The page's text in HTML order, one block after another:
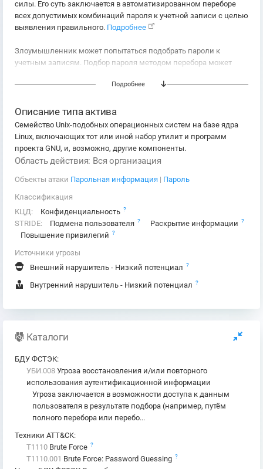
силы. Его суть заключается в автоматизированном переборе
всех допустимых комбинаций пароля к учетной записи с целью
выявления правильного. Подробнее
Злоумышленник может попытаться подобрать пароли к
учетным записям. Подбор пароля методом перебора может
политику (сложность пароля или блокировку учетной записи).
аутентификации и блокировкам учетных записей, в
зависимости от парольной политики.
Обычно целевые службы для подбора пароля следующие:
SSH (22/TCP)
Telnet (23/TCP)
NetBIOS / SMB / Samba (139/TCP и 445/TCP)
LDAP (389/TCP)
Kerberos (88/TCP)
Службы RDP / Terminal (3389/TCP)
Службы управления HTTP/HTTP (80/TCP и 443/TCP)
MSSQL (1433/TCP)
Oracle (1521/TCP)
MySQL (3306/TCP)
VNC (5900/TCP)
регистрироваться в журналах атакованных служб.
Подробнее
Описание типа актива
Семейство Unix-подобных операционных систем на базе ядра
Linux, включающих тот или иной набор утилит и программ
проекта GNU, и, возможно, другие компоненты.
Область действия: Вся организация
Объекты атаки Парольная информация | Пароль
Классификация
КЦД:
Конфиденциальность ?
STRIDE: Подмена пользователя ? Раскрытие информации ?
Повышение привилегий ?
Источники угрозы
Внешний нарушитель - Низкий потенциал ?
Внутренний нарушитель - Низкий потенциал ?
Каталоги
БДУ ФСТЭК:
УБИ.008 Угроза восстановления и/или повторного
использования аутентификационной информации
Угроза заключается в возможности доступа к данным
пользователя в результате подбора (например, путём
полного перебора или перебо...
Техники ATT&CK:
T1110 Brute Force ?
T1110.001 Brute Force: Password Guessing ?